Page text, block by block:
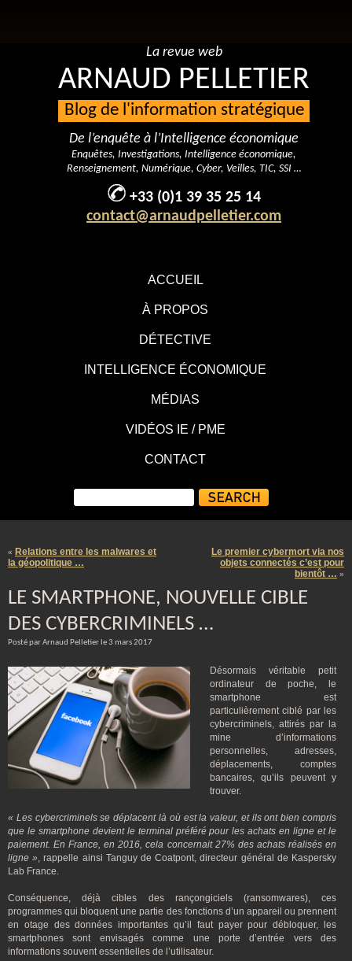
ACCUEIL
À PROPOS
DÉTECTIVE
INTELLIGENCE ÉCONOMIQUE
MÉDIAS
VIDÉOS IE / PME
CONTACT
La revue web
ARNAUD PELLETIER
Blog de l'information stratégique
De l’enquête à l’Intelligence économique
Enquêtes, Investigations, Intelligence économique,
Renseignement, Numérique, Cyber, Veilles, TIC, SSI …
+33 (0)1 39 35 25 14
contact@arnaudpelletier.com
« Relations entre les malwares et
la géopolitique …
Le premier cybermort via nos
objets connectés c’est pour
bientôt … »
LE SMARTPHONE, NOUVELLE CIBLE
DES CYBERCRIMINELS …
Posté par Arnaud Pelletier le 3 mars 2017
Désormais véritable petit
ordinateur de poche, le
smartphone est
particulièrement ciblé par les
cybercriminels, attirés par la
mine d’informations
personnelles, adresses,
déplacements, comptes
bancaires, qu’ils peuvent y
trouver.
« Les cybercriminels se déplacent là où est la valeur, et ils ont bien compris
que le smartphone devient le terminal préféré pour les achats en ligne et le
paiement. En France, en 2016, cela concernait 27% des achats réalisés en
ligne », rappelle ainsi Tanguy de Coatpont, directeur général de Kaspersky
Lab France.
Conséquence, déjà cibles des rançongiciels (ransomwares), ces
programmes qui bloquent une partie des fonctions d’un appareil ou prennent
en otage des données importantes qu’il faut payer pour débloquer, les
smartphones sont envisagés comme une porte d’entrée vers des
informations souvent essentielles de l’utilisateur.